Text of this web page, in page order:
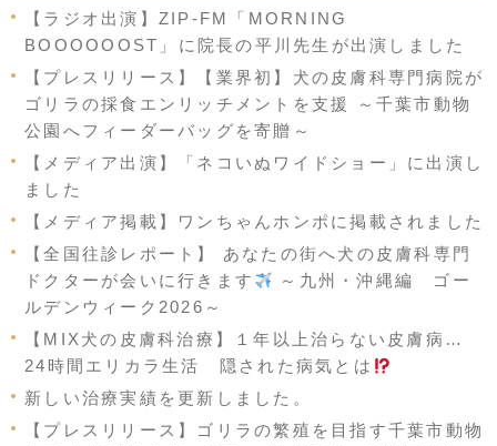
【ラジオ出演】ZIP-FM「MORNING
BOOOOOOST」に院長の平川先生が出演しました
【プレスリリース】【業界初】犬の皮膚科専門病院が
ゴリラの採食エンリッチメントを支援 ～千葉市動物
公園へフィーダーバッグを寄贈～
【メディア出演】「ネコいぬワイドショー」に出演し
ました
【メディア掲載】ワンちゃんホンポに掲載されました
【全国往診レポート】 あなたの街へ犬の皮膚科専門
ドクターが会いに行きます
～九州・沖縄編 ゴー
ルデンウィーク2026～
【MIX犬の皮膚科治療】１年以上治らない皮膚病…
24時間エリカラ生活 隠された病気とは
新しい治療実績を更新しました。
【プレスリリース】ゴリラの繁殖を目指す千葉市動物